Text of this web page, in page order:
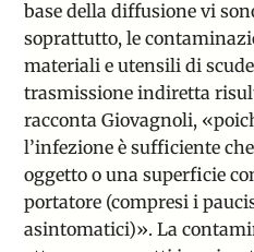
base della diffusione vi
soprattutto, le
materiali e utensili di
trasmissione indiretta
racconta Giovagnoli,
l’infezione è sufficiente
oggetto o una superficie
portatore (compresi i
asintomatici)». La